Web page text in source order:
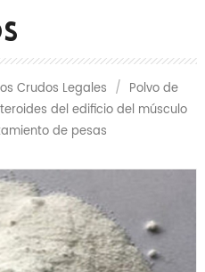
Crudos Legales / Polvo de
del edificio del músculo
de pesas